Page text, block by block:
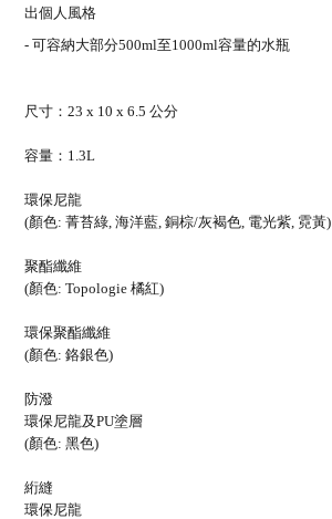
出個人風格
- 可容納大部分500ml至1000ml容量的水瓶
尺寸：23 x 10 x 6.5 公分
容量：1.3L
環保尼龍
(顏色: 菁苔綠, 海洋藍, 銅棕/灰褐色, 電光紫, 霓黃)
聚酯纖維
(顏色: Topologie 橘紅)
環保聚酯纖維
(顏色: 鉻銀色)
防潑
環保尼龍及PU塗層
(顏色: 黑色)
絎縫
環保尼龍